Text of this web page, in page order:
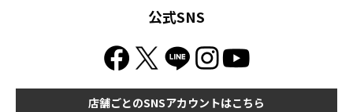
公式SNS
店舗ごとのSNSアカウントはこちら